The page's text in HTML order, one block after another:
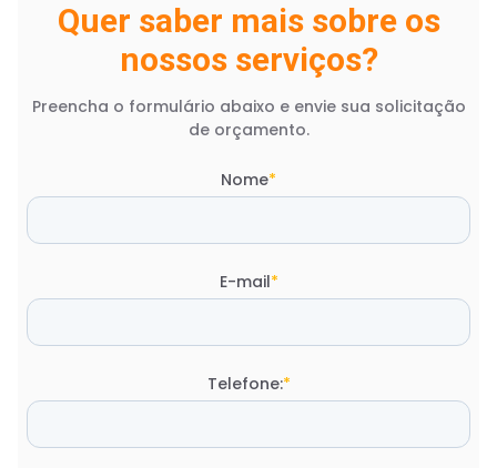
Quer saber mais sobre os
nossos serviços?
Preencha o formulário abaixo e envie sua solicitação
de orçamento.
Nome*
E-mail*
Telefone:*